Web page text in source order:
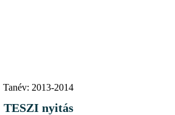
Tanév: 2013-2014
TESZI nyitás